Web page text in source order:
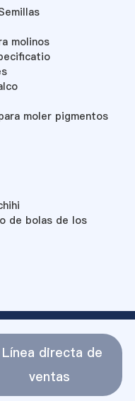
molinos
moler pigmentos
de bolas de los
Línea directa de
ventas